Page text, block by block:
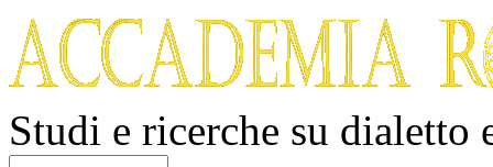
Studi e ricerche su